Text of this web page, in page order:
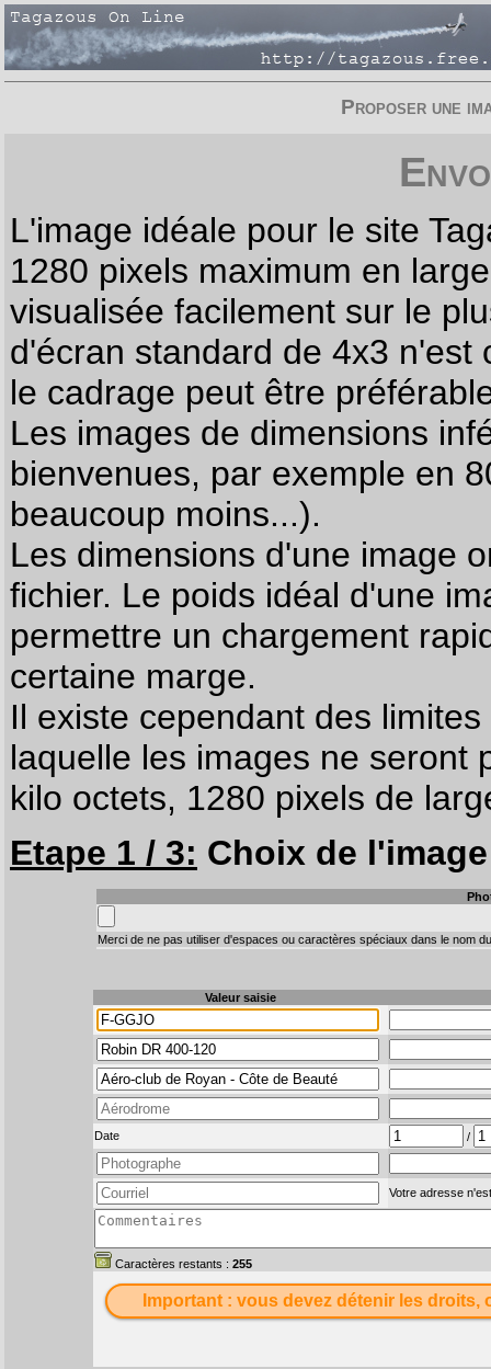
Proposer une
L'image idéale pour le site
1280 pixels maximum en
visualisée facilement sur le
d'écran standard de 4x3
le cadrage peut être
Les images de dimensions
bienvenues, par exemple en
beaucoup moins...).
Les dimensions d'une image
fichier. Le poids idéal d'une
permettre un chargement
certaine marge.
Il existe cependant des
laquelle les images ne seront
kilo octets, 1280 pixels de
Etape 1 / 3: Choix de
Merci de ne pas utiliser d'espaces ou caractères spéciaux dans le nom
Valeur saisie
Date /
Votre adresse
Caractères restants : 255
Important : vous devez détenir les